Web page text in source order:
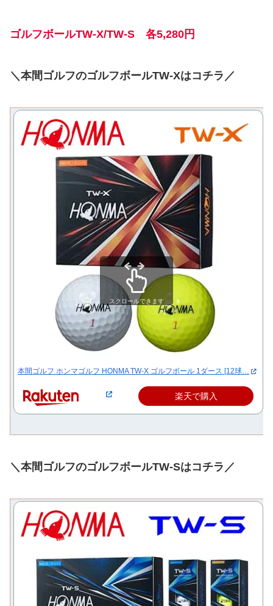
ゴルフボールTW-X/TW-S 各5,280円
＼本間ゴルフのゴルフボールTW-Xはコチラ／
本間ゴルフ ホンマゴルフ HONMA TW-X ゴルフボール 1ダース [12球…
楽天で購入
スクロールできます
＼本間ゴルフのゴルフボールTW-Sはコチラ／